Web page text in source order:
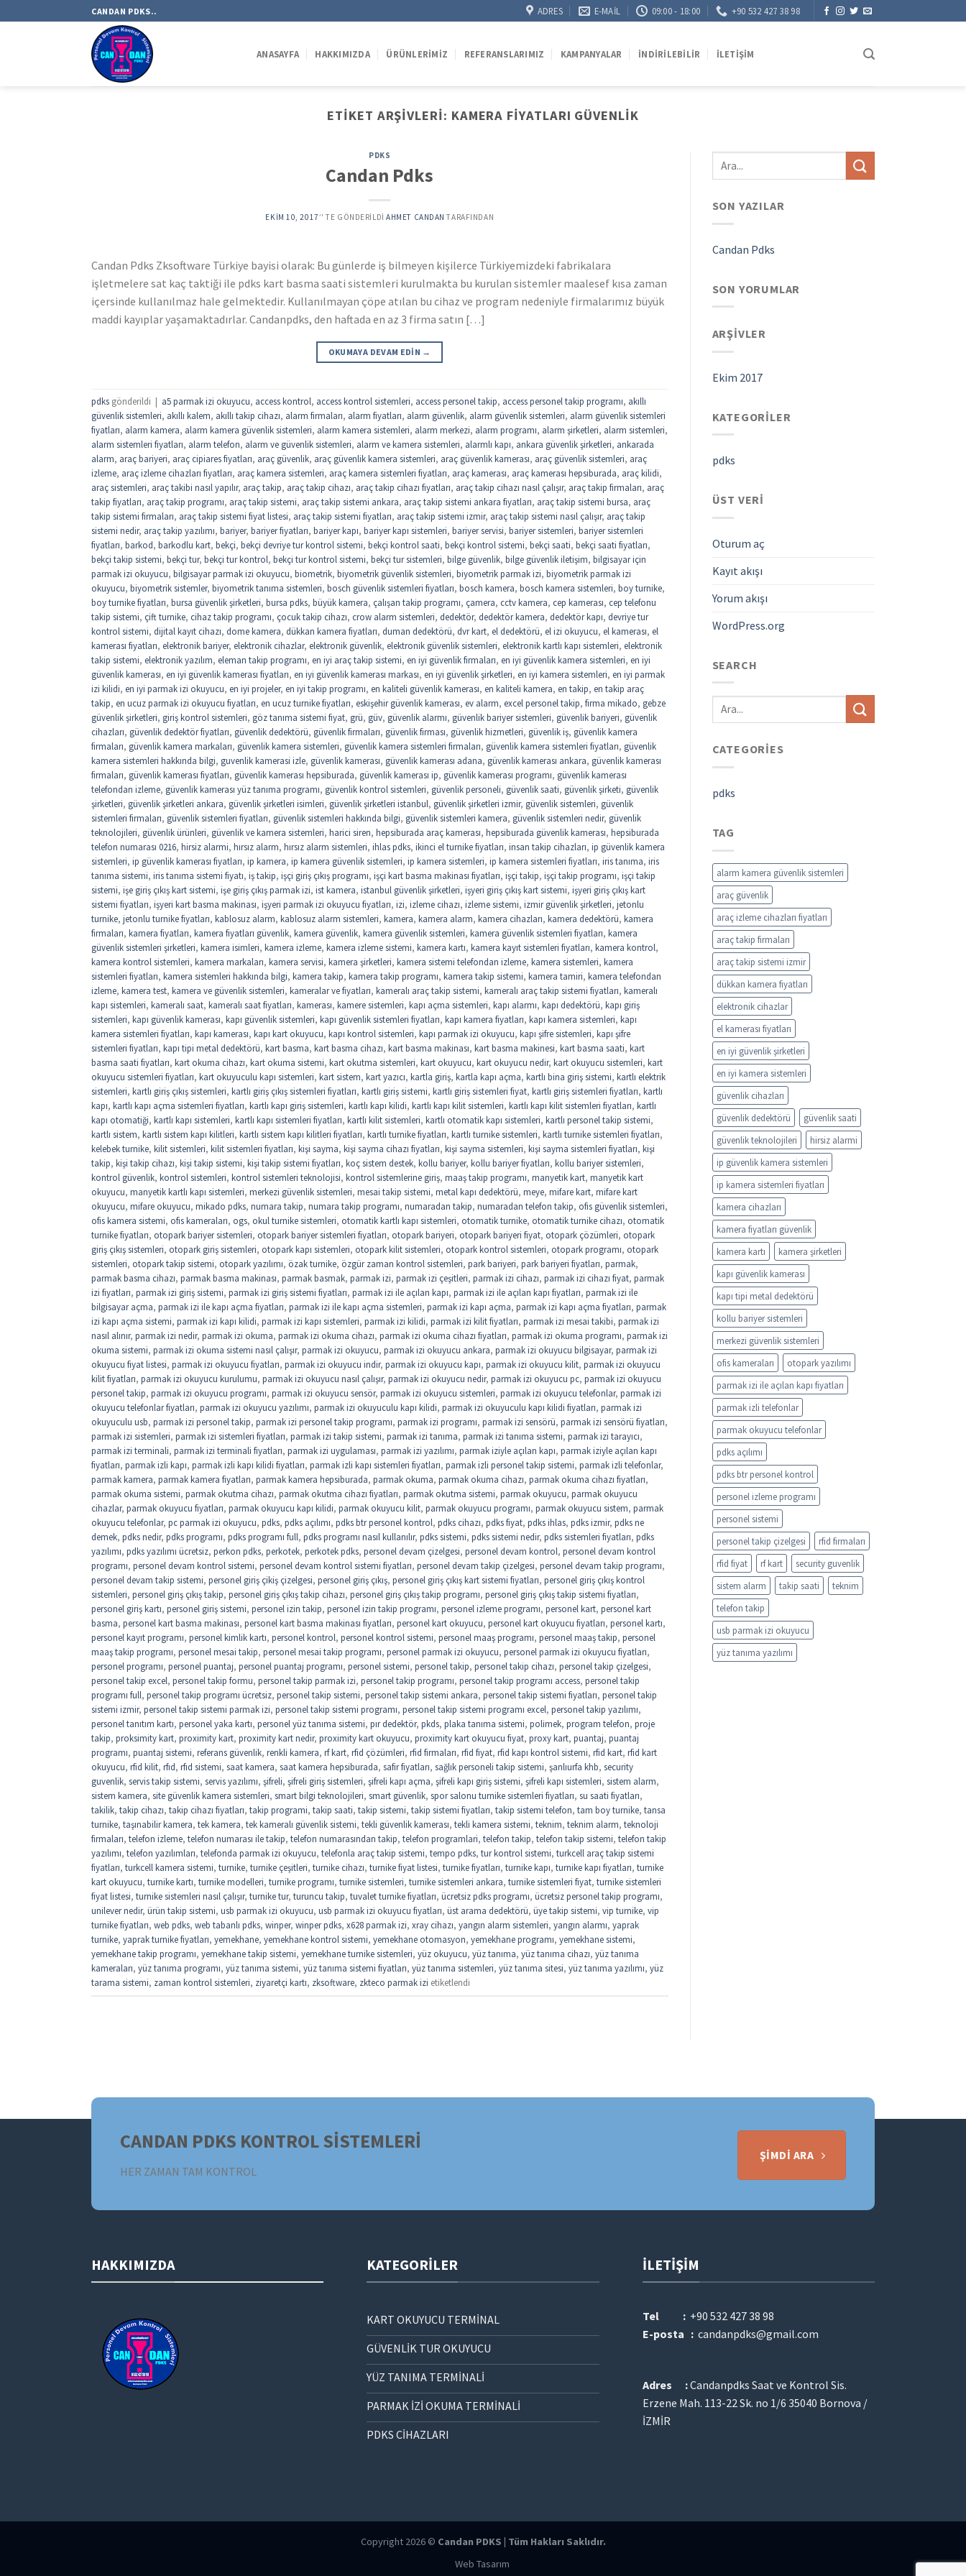
to
CANDAN PDKS.. ADRES E-MAIL 09:00 - 18:00 +90 532 427 38 98
ANASAYFA HAKKIMIZDA ÜRÜNLERIMIZ REFERANSLARIMIZ KAMPANYALAR İNDIRILEBILIR İLETIŞIM
ETIKET ARŞIVLERI: KAMERA FIYATLARI GÜVENLIK
PDKS
Candan Pdks
EKIM 10, 2017’' TE GÖNDERILDI AHMET CANDAN TARAFINDAN
Candan Pdks Zksoftware Türkiye bayisi olarak: Bu günlerde iş bilmeyen kişilerce Türkiyemizdeki fabrikalara
işletmelere sat kaç taktiği ile pdks kart basma saati sistemleri kurulmakta bu kurulan sistemler maalesef kısa zaman
içersinde kullanılmaz hale gelmektedir. Kullanılmayan çöpe atılan bu cihaz ve program nedeniyle firmalarımız büyük
maddi kayıplar yaşamaktadırlar. Candanpdks, den haftada en az 3 firma satın […]
OKUMAYA DEVAM EDIN →
pdks gönderildi | a5 parmak izi okuyucu, access kontrol, access kontrol sistemleri, access personel takip, access personel takip programı, akıllı
güvenlik sistemleri, akıllı kalem, akıllı takip cihazı, alarm firmaları, alarm fiyatları, alarm güvenlik, alarm güvenlik sistemleri, alarm güvenlik sistemleri
fiyatları, alarm kamera, alarm kamera güvenlik sistemleri, alarm kamera sistemleri, alarm merkezi, alarm programı, alarm şirketleri, alarm sistemleri,
alarm sistemleri fiyatları, alarm telefon, alarm ve güvenlik sistemleri, alarm ve kamera sistemleri, alarmlı kapı, ankara güvenlik şirketleri, ankarada
alarm, araç bariyeri, araç cipiares fiyatları, araç güvenlik, araç güvenlik kamera sistemleri, araç güvenlik kamerası, araç güvenlik sistemleri, araç
izleme, araç izleme cihazları fiyatları, araç kamera sistemleri, araç kamera sistemleri fiyatları, araç kamerası, araç kamerası hepsiburada, araç kilidi,
araç sistemleri, araç takibi nasıl yapılır, araç takip, araç takip cihazı, araç takip cihazı fiyatları, araç takip cihazı nasıl çalışır, araç takip firmaları, araç
takip fiyatları, araç takip programı, araç takip sistemi, araç takip sistemi ankara, araç takip sistemi ankara fiyatları, araç takip sistemi bursa, araç
takip sistemi firmaları, araç takip sistemi fiyat listesi, araç takip sistemi fiyatları, araç takip sistemi izmir, araç takip sistemi nasıl çalışır, araç takip
sistemi nedir, araç takip yazılımı, bariyer, bariyer fiyatları, bariyer kapı, bariyer kapı sistemleri, bariyer servisi, bariyer sistemleri, bariyer sistemleri
fiyatları, barkod, barkodlu kart, bekçi, bekçi devriye tur kontrol sistemi, bekçi kontrol saati, bekçi kontrol sistemi, bekçi saati, bekçi saati fiyatları,
bekçi takip sistemi, bekçi tur, bekçi tur kontrol, bekçi tur kontrol sistemi, bekçi tur sistemleri, bilge güvenlik, bilge güvenlik iletişim, bilgisayar için
parmak izi okuyucu, bilgisayar parmak izi okuyucu, biometrik, biyometrik güvenlik sistemleri, biyometrik parmak izi, biyometrik parmak izi
okuyucu, biyometrik sistemler, biyometrik tanıma sistemleri, bosch güvenlik sistemleri fiyatları, bosch kamera, bosch kamera sistemleri, boy turnike,
boy turnike fiyatları, bursa güvenlik şirketleri, bursa pdks, büyük kamera, çalışan takip programı, çamera, cctv kamera, cep kamerası, cep telefonu
takip sistemi, çift turnike, cihaz takip programı, çocuk takip cihazı, crow alarm sistemleri, dedektör, dedektör kamera, dedektör kapı, devriye tur
kontrol sistemi, dijital kayıt cihazı, dome kamera, dükkan kamera fiyatları, duman dedektörü, dvr kart, el dedektörü, el izi okuyucu, el kamerası, el
kamerası fiyatları, elektronik bariyer, elektronik cihazlar, elektronik güvenlik, elektronik güvenlik sistemleri, elektronik kartlı kapı sistemleri, elektronik
takip sistemi, elektronik yazılım, eleman takip programı, en iyi araç takip sistemi, en iyi güvenlik firmaları, en iyi güvenlik kamera sistemleri, en iyi
güvenlik kamerası, en iyi güvenlik kamerası fiyatları, en iyi güvenlik kamerası markası, en iyi güvenlik şirketleri, en iyi kamera sistemleri, en iyi parmak
izi kilidi, en iyi parmak izi okuyucu, en iyi projeler, en iyi takip programı, en kaliteli güvenlik kamerası, en kaliteli kamera, en takip, en takip araç
takip, en ucuz parmak izi okuyucu fiyatları, en ucuz turnike fiyatları, eskişehir güvenlik kamerası, ev alarm, excel personel takip, firma mikado, gebze
güvenlik şirketleri, giriş kontrol sistemleri, göz tanıma sistemi fiyat, grü, güv, güvenlik alarmı, güvenlik bariyer sistemleri, güvenlik bariyeri, güvenlik
cihazları, güvenlik dedektör fiyatları, güvenlik dedektörü, güvenlik firmaları, güvenlik firması, güvenlik hizmetleri, güvenlik iş, güvenlik kamera
firmaları, güvenlik kamera markaları, güvenlik kamera sistemleri, güvenlik kamera sistemleri firmaları, güvenlik kamera sistemleri fiyatları, güvenlik
kamera sistemleri hakkında bilgi, guvenlik kamerasi izle, güvenlik kamerası, güvenlik kamerası adana, güvenlik kamerası ankara, güvenlik kamerası
firmaları, güvenlik kamerası fiyatları, güvenlik kamerası hepsiburada, güvenlik kamerası ip, güvenlik kamerası programı, güvenlik kamerası
telefondan izleme, güvenlik kamerası yüz tanıma programı, güvenlik kontrol sistemleri, güvenlik personeli, güvenlik saati, güvenlik şirketi, güvenlik
şirketleri, güvenlik şirketleri ankara, güvenlik şirketleri isimleri, güvenlik şirketleri istanbul, güvenlik şirketleri izmir, güvenlik sistemleri, güvenlik
sistemleri firmaları, güvenlik sistemleri fiyatları, güvenlik sistemleri hakkında bilgi, güvenlik sistemleri kamera, güvenlik sistemleri nedir, güvenlik
teknolojileri, güvenlik ürünleri, güvenlik ve kamera sistemleri, harici siren, hepsiburada araç kamerası, hepsiburada güvenlik kamerası, hepsiburada
telefon numarası 0216, hirsiz alarmi, hırsız alarm, hırsız alarm sistemleri, ihlas pdks, ikinci el turnike fiyatları, insan takip cihazları, ip güvenlik kamera
sistemleri, ip güvenlik kamerası fiyatları, ip kamera, ip kamera güvenlik sistemleri, ip kamera sistemleri, ip kamera sistemleri fiyatları, iris tanıma, iris
tanıma sistemi, iris tanıma sistemi fiyatı, iş takip, işçi giriş çıkış programı, işçi kart basma makinası fiyatları, işçi takip, işçi takip programı, işçi takip
sistemi, işe giriş çıkış kart sistemi, işe giriş çıkış parmak izi, ist kamera, istanbul güvenlik şirketleri, işyeri giriş çıkış kart sistemi, işyeri giriş çıkış kart
sistemi fiyatları, işyeri kart basma makinası, işyeri parmak izi okuyucu fiyatları, izi, izleme cihazı, izleme sistemi, izmir güvenlik şirketleri, jetonlu
turnike, jetonlu turnike fiyatları, kablosuz alarm, kablosuz alarm sistemleri, kamera, kamera alarm, kamera cihazları, kamera dedektörü, kamera
firmaları, kamera fiyatları, kamera fiyatları güvenlik, kamera güvenlik, kamera güvenlik sistemleri, kamera güvenlik sistemleri fiyatları, kamera
güvenlik sistemleri şirketleri, kamera isimleri, kamera izleme, kamera izleme sistemi, kamera kartı, kamera kayıt sistemleri fiyatları, kamera kontrol,
kamera kontrol sistemleri, kamera markaları, kamera servisi, kamera şirketleri, kamera sistemi telefondan izleme, kamera sistemleri, kamera
sistemleri fiyatları, kamera sistemleri hakkında bilgi, kamera takip, kamera takip programı, kamera takip sistemi, kamera tamiri, kamera telefondan
izleme, kamera test, kamera ve güvenlik sistemleri, kameralar ve fiyatları, kameralı araç takip sistemi, kameralı araç takip sistemi fiyatları, kameralı
kapı sistemleri, kameralı saat, kameralı saat fiyatları, kamerası, kamere sistemleri, kapı açma sistemleri, kapı alarmı, kapı dedektörü, kapı giriş
sistemleri, kapı güvenlik kamerası, kapı güvenlik sistemleri, kapı güvenlik sistemleri fiyatları, kapı kamera fiyatları, kapı kamera sistemleri, kapı
kamera sistemleri fiyatları, kapı kamerası, kapı kart okuyucu, kapı kontrol sistemleri, kapı parmak izi okuyucu, kapı şifre sistemleri, kapı şifre
sistemleri fiyatları, kapı tipi metal dedektörü, kart basma, kart basma cihazı, kart basma makinası, kart basma makinesi, kart basma saati, kart
basma saati fiyatları, kart okuma cihazı, kart okuma sistemi, kart okutma sistemleri, kart okuyucu, kart okuyucu nedir, kart okuyucu sistemleri, kart
okuyucu sistemleri fiyatları, kart okuyuculu kapı sistemleri, kart sistem, kart yazıcı, kartla giriş, kartla kapı açma, kartlı bina giriş sistemi, kartlı elektrik
sistemleri, kartlı giriş çıkış sistemleri, kartlı giriş çıkış sistemleri fiyatları, kartlı giriş sistemi, kartlı giriş sistemleri fiyat, kartlı giriş sistemleri fiyatları, kartlı
kapı, kartlı kapı açma sistemleri fiyatları, kartlı kapı giriş sistemleri, kartlı kapı kilidi, kartlı kapı kilit sistemleri, kartlı kapı kilit sistemleri fiyatları, kartlı
kapı otomatiği, kartlı kapı sistemleri, kartlı kapı sistemleri fiyatları, kartlı kilit sistemleri, kartlı otomatik kapı sistemleri, kartlı personel takip sistemi,
kartlı sistem, kartlı sistem kapı kilitleri, kartlı sistem kapı kilitleri fiyatları, kartlı turnike fiyatları, kartlı turnike sistemleri, kartlı turnike sistemleri fiyatları,
kelebek turnike, kilit sistemleri, kilit sistemleri fiyatları, kişi sayma, kişi sayma cihazı fiyatları, kişi sayma sistemleri, kişi sayma sistemleri fiyatları, kişi
takip, kişi takip cihazı, kişi takip sistemi, kişi takip sistemi fiyatları, koç sistem destek, kollu bariyer, kollu bariyer fiyatları, kollu bariyer sistemleri,
kontrol güvenlik, kontrol sistemleri, kontrol sistemleri teknolojisi, kontrol sistemlerine giriş, maaş takip programı, manyetik kart, manyetik kart
okuyucu, manyetik kartlı kapı sistemleri, merkezi güvenlik sistemleri, mesai takip sistemi, metal kapı dedektörü, meye, mifare kart, mifare kart
okuyucu, mifare okuyucu, mikado pdks, numara takip, numara takip programı, numaradan takip, numaradan telefon takip, ofis güvenlik sistemleri,
ofis kamera sistemi, ofis kameraları, ogs, okul turnike sistemleri, otomatik kartlı kapı sistemleri, otomatik turnike, otomatik turnike cihazı, otomatik
turnike fiyatları, otopark bariyer sistemleri, otopark bariyer sistemleri fiyatları, otopark bariyeri, otopark bariyeri fiyat, otopark çözümleri, otopark
giriş çıkış sistemleri, otopark giriş sistemleri, otopark kapı sistemleri, otopark kilit sistemleri, otopark kontrol sistemleri, otopark programı, otopark
sistemleri, otopark takip sistemi, otopark yazılımı, özak turnike, özgür zaman kontrol sistemleri, park bariyeri, park bariyeri fiyatları, parmak,
parmak basma cihazı, parmak basma makinası, parmak basmak, parmak izi, parmak izi çeşitleri, parmak izi cihazı, parmak izi cihazı fiyat, parmak
izi fiyatları, parmak izi giriş sistemi, parmak izi giriş sistemi fiyatları, parmak izi ile açılan kapı, parmak izi ile açılan kapı fiyatları, parmak izi ile
bilgisayar açma, parmak izi ile kapı açma fiyatları, parmak izi ile kapı açma sistemleri, parmak izi kapı açma, parmak izi kapı açma fiyatları, parmak
izi kapı açma sistemi, parmak izi kapı kilidi, parmak izi kapı sistemleri, parmak izi kilidi, parmak izi kilit fiyatları, parmak izi mesai takibi, parmak izi
nasıl alınır, parmak izi nedir, parmak izi okuma, parmak izi okuma cihazı, parmak izi okuma cihazı fiyatları, parmak izi okuma programı, parmak izi
okuma sistemi, parmak izi okuma sistemi nasıl çalışır, parmak izi okuyucu, parmak izi okuyucu ankara, parmak izi okuyucu bilgisayar, parmak izi
okuyucu fiyat listesi, parmak izi okuyucu fiyatları, parmak izi okuyucu indir, parmak izi okuyucu kapı, parmak izi okuyucu kilit, parmak izi okuyucu
kilit fiyatları, parmak izi okuyucu kurulumu, parmak izi okuyucu nasıl çalışır, parmak izi okuyucu nedir, parmak izi okuyucu pc, parmak izi okuyucu
personel takip, parmak izi okuyucu programı, parmak izi okuyucu sensör, parmak izi okuyucu sistemleri, parmak izi okuyucu telefonlar, parmak izi
okuyucu telefonlar fiyatları, parmak izi okuyucu yazılımı, parmak izi okuyuculu kapı kilidi, parmak izi okuyuculu kapı kilidi fiyatları, parmak izi
okuyuculu usb, parmak izi personel takip, parmak izi personel takip programı, parmak izi programı, parmak izi sensörü, parmak izi sensörü fiyatları,
parmak izi sistemleri, parmak izi sistemleri fiyatları, parmak izi takip sistemi, parmak izi tanıma, parmak izi tanıma sistemi, parmak izi tarayıcı,
parmak izi terminali, parmak izi terminali fiyatları, parmak izi uygulaması, parmak izi yazılımı, parmak iziyle açılan kapı, parmak iziyle açılan kapı
fiyatları, parmak izli kapı, parmak izli kapı kilidi fiyatları, parmak izli kapı sistemleri fiyatları, parmak izli personel takip sistemi, parmak izli telefonlar,
parmak kamera, parmak kamera fiyatları, parmak kamera hepsiburada, parmak okuma, parmak okuma cihazı, parmak okuma cihazı fiyatları,
parmak okuma sistemi, parmak okutma cihazı, parmak okutma cihazı fiyatları, parmak okutma sistemi, parmak okuyucu, parmak okuyucu
cihazlar, parmak okuyucu fiyatları, parmak okuyucu kapı kilidi, parmak okuyucu kilit, parmak okuyucu programı, parmak okuyucu sistem, parmak
okuyucu telefonlar, pc parmak izi okuyucu, pdks, pdks açılımı, pdks btr personel kontrol, pdks cihazı, pdks fiyat, pdks ihlas, pdks izmir, pdks ne
demek, pdks nedir, pdks programı, pdks programı full, pdks programı nasıl kullanılır, pdks sistemi, pdks sistemi nedir, pdks sistemleri fiyatları, pdks
yazılımı, pdks yazılımı ücretsiz, perkon pdks, perkotek, perkotek pdks, personel devam çizelgesi, personel devam kontrol, personel devam kontrol
programı, personel devam kontrol sistemi, personel devam kontrol sistemi fiyatları, personel devam takip çizelgesi, personel devam takip programı,
personel devam takip sistemi, personel giriş çikiş çizelgesi, personel giriş çıkış, personel giriş çıkış kart sistemi fiyatları, personel giriş çıkış kontrol
sistemleri, personel giriş çıkış takip, personel giriş çıkış takip cihazı, personel giriş çıkış takip programı, personel giriş çıkış takip sistemi fiyatları,
personel giriş kartı, personel giriş sistemi, personel izin takip, personel izin takip programı, personel izleme programı, personel kart, personel kart
basma, personel kart basma makinası, personel kart basma makinası fiyatları, personel kart okuyucu, personel kart okuyucu fiyatları, personel kartı,
personel kayıt programı, personel kimlik kartı, personel kontrol, personel kontrol sistemi, personel maaş programı, personel maaş takip, personel
maaş takip programı, personel mesai takip, personel mesai takip programı, personel parmak izi okuyucu, personel parmak izi okuyucu fiyatları,
personel programı, personel puantaj, personel puantaj programı, personel sistemi, personel takip, personel takip cihazı, personel takip çizelgesi,
personel takip excel, personel takip formu, personel takip parmak izi, personel takip programı, personel takip programı access, personel takip
programı full, personel takip programı ücretsiz, personel takip sistemi, personel takip sistemi ankara, personel takip sistemi fiyatları, personel takip
sistemi izmir, personel takip sistemi parmak izi, personel takip sistemi programı, personel takip sistemi programı excel, personel takip yazılımı,
personel tanıtım kartı, personel yaka kartı, personel yüz tanıma sistemi, pır dedektör, pkds, plaka tanıma sistemi, polimek, program telefon, proje
takip, proksimity kart, proximity kart, proximity kart nedir, proximity kart okuyucu, proximity kart okuyucu fiyat, proxy kart, puantaj, puantaj
programı, puantaj sistemi, referans güvenlik, renkli kamera, rf kart, rfid çözümleri, rfid firmaları, rfid fiyat, rfid kapı kontrol sistemi, rfid kart, rfid kart
okuyucu, rfid kilit, rfıd, rfıd sistemi, saat kamera, saat kamera hepsiburada, safir fiyatları, sağlık personeli takip sistemi, şanlıurfa khb, security
guvenlik, servis takip sistemi, servis yazılımı, şifreli, şifreli giriş sistemleri, şifreli kapı açma, şifreli kapı giriş sistemi, şifreli kapı sistemleri, sistem alarm,
sistem kamera, site güvenlik kamera sistemleri, smart bilgi teknolojileri, smart güvenlik, spor salonu turnike sistemleri fiyatları, su saati fiyatları,
takilik, takip cihazı, takip cihazı fiyatları, takip programi, takip saati, takip sistemi, takip sistemi fiyatları, takip sistemi telefon, tam boy turnike, tansa
turnike, taşınabilir kamera, tek kamera, tek kameralı güvenlik sistemi, tekli güvenlik kamerası, tekli kamera sistemi, teknim, teknim alarm, teknoloji
firmaları, telefon izleme, telefon numarası ile takip, telefon numarasından takip, telefon programlari, telefon takip, telefon takip sistemi, telefon takip
yazılımı, telefon yazılımları, telefonda parmak izi okuyucu, telefonla araç takip sistemi, tempo pdks, tur kontrol sistemi, turkcell araç takip sistemi
fiyatları, turkcell kamera sistemi, turnike, turnike çeşitleri, turnike cihazı, turnike fiyat listesi, turnike fiyatları, turnike kapı, turnike kapı fiyatları, turnike
kart okuyucu, turnike kartı, turnike modelleri, turnike programı, turnike sistemleri, turnike sistemleri ankara, turnike sistemleri fiyat, turnike sistemleri
fiyat listesi, turnike sistemleri nasıl çalışır, turnike tur, turuncu takip, tuvalet turnike fiyatları, ücretsiz pdks programı, ücretsiz personel takip programı,
unilever nedir, ürün takip sistemi, usb parmak izi okuyucu, usb parmak izi okuyucu fiyatları, üst arama dedektörü, üye takip sistemi, vip turnike, vip
turnike fiyatları, web pdks, web tabanlı pdks, winper, winper pdks, x628 parmak izi, xray cihazı, yangın alarm sistemleri, yangın alarmı, yaprak
turnike, yaprak turnike fiyatları, yemekhane, yemekhane kontrol sistemi, yemekhane otomasyon, yemekhane programı, yemekhane sistemi,
yemekhane takip programı, yemekhane takip sistemi, yemekhane turnike sistemleri, yüz okuyucu, yüz tanıma, yüz tanıma cihazı, yüz tanıma
kameraları, yüz tanıma programı, yüz tanıma sistemi, yüz tanıma sistemi fiyatları, yüz tanıma sistemleri, yüz tanıma sitesi, yüz tanıma yazılımı, yüz
tarama sistemi, zaman kontrol sistemleri, ziyaretçi kartı, zksoftware, zkteco parmak izi etiketlendi
SON YAZILAR
Candan Pdks
SON YORUMLAR
ARŞIVLER
Ekim 2017
KATEGORILER
pdks
ÜST VERI
Oturum aç
Kayıt akışı
Yorum akışı
WordPress.org
SEARCH
CATEGORIES
pdks
TAG
alarm kamera güvenlik sistemleri
araç güvenlik
araç izleme cihazları fiyatları
araç takip firmaları
araç takip sistemi izmir
dükkan kamera fiyatları
elektronik cihazlar
el kamerası fiyatları
en iyi güvenlik şirketleri
en iyi kamera sistemleri
güvenlik cihazları
güvenlik dedektörü
güvenlik saati
güvenlik teknolojileri
hirsiz alarmi
ip güvenlik kamera sistemleri
ip kamera sistemleri fiyatları
kamera cihazları
kamera fiyatları güvenlik
kamera kartı
kamera şirketleri
kapı güvenlik kamerası
kapı tipi metal dedektörü
kollu bariyer sistemleri
merkezi güvenlik sistemleri
ofis kameraları
otopark yazılımı
parmak izi ile açılan kapı fiyatları
parmak izli telefonlar
parmak okuyucu telefonlar
pdks açılımı
pdks btr personel kontrol
personel izleme programı
personel sistemi
personel takip çizelgesi
rfid firmaları
rfid fiyat
rf kart
security guvenlik
sistem alarm
takip saati
teknim
telefon takip
usb parmak izi okuyucu
yüz tanıma yazılımı
CANDAN PDKS KONTROL SİSTEMLERİ
HER ZAMAN TAM KONTROL
ŞIMDI ARA
HAKKIMIZDA KATEGORILER
KART OKUYUCU TERMİNAL
GÜVENLİK TUR OKUYUCU
YÜZ TANIMA TERMİNALİ
PARMAK İZİ OKUMA TERMİNALİ
PDKS CİHAZLARI
İLETIŞIM
Tel : +90 532 427 38 98
E-posta : candanpdks@gmail.com
Adres :Candanpdks Saat ve Kontrol Sis.
Erzene Mah. 113-22 Sk. no 1/6 35040 Bornova /
İZMİR
Copyright 2026 © Candan PDKS | Tüm Hakları Saklıdır.
Web Tasarım